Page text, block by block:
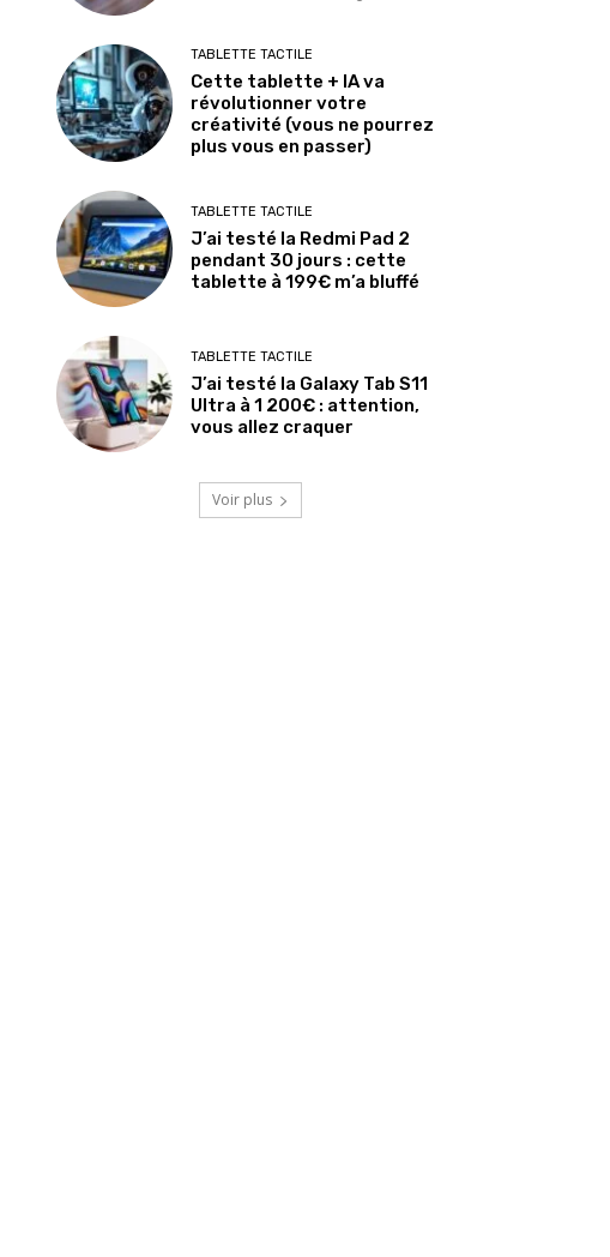
TABLETTE TACTILE
Cette tablette + IA va
révolutionner votre
créativité (vous ne pourrez
plus vous en passer)
TABLETTE TACTILE
J’ai testé la Redmi Pad 2
pendant 30 jours : cette
tablette à 199€ m’a bluffé
TABLETTE TACTILE
J’ai testé la Galaxy Tab S11
Ultra à 1 200€ : attention,
vous allez craquer
Voir plus